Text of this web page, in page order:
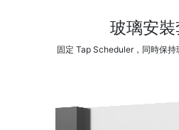
玻璃安
固定 Tap Scheduler，同時保持